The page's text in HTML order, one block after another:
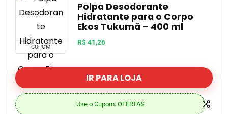
CUPOM
Polpa Desodorante
Hidratante para o Corpo
Ekos Tukumã – 400 ml
R$ 41,26
IR PARA LOJA
Use o Cupom: OFERTAS